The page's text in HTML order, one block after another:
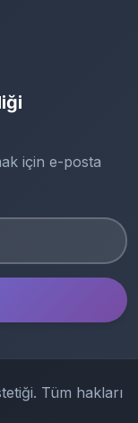
için e-posta
Tüm hakları